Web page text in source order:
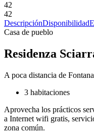
42
42
DescripciónDisponibilidad
Casa de pueblo
Residenza
A poca distancia de
3 habitaciones
Aprovecha los prácticos
a Internet wifi gratis,
zona común.